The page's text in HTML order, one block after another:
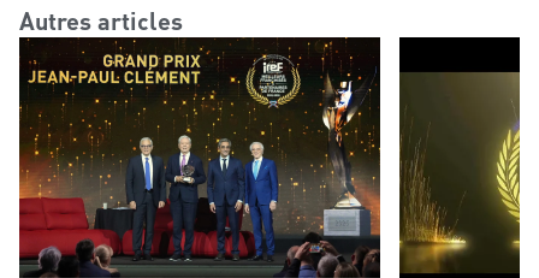
Autres articles